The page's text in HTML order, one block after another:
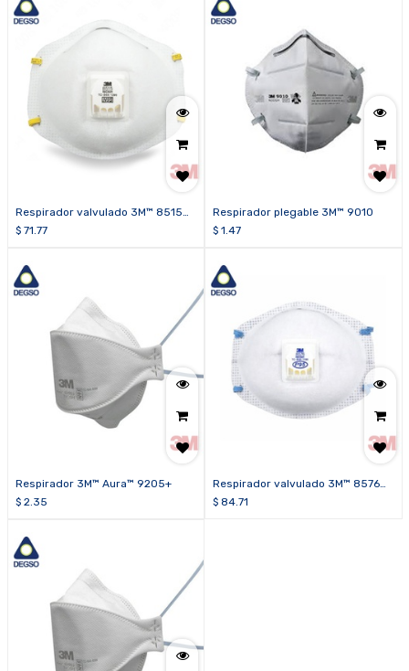
Respirador valvulado 3M™ 8515
(caja de 10 unidades)
$ 71.77
Respirador plegable 3M™ 9010
$ 1.47
Respirador 3M™ Aura™ 9205+
$ 2.35
Respirador valvulado 3M™ 8576
(caja de 10 unidades)
$ 84.71